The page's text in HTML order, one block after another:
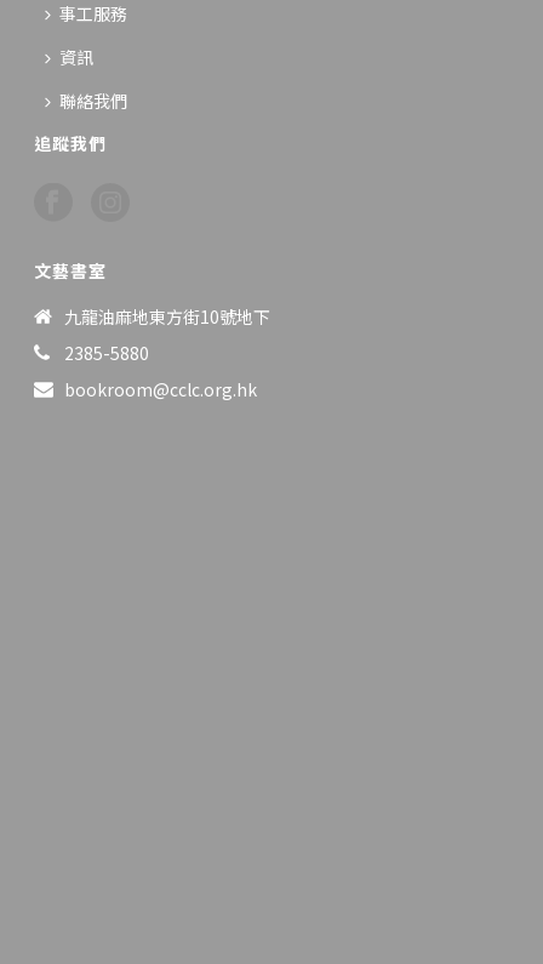
事工服務
資訊
聯絡我們
追蹤我們
文藝書室
九龍油麻地東方街10號地下
2385-5880
bookroom@cclc.org.hk